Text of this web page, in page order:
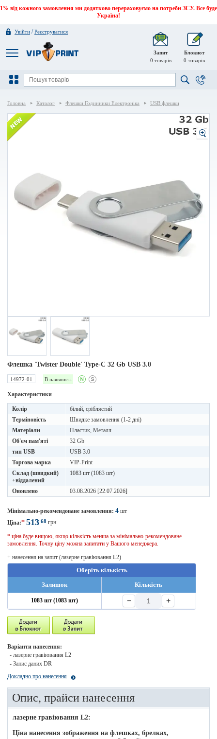
1% від кожного замовлення ми додатково перераховуємо на потреби ЗСУ. Все буде
Україна!
Увійти /Реєструватися
Запит
0 товарів
Блокнот
0 товарів
Головна Каталог Флешки Годинники Електроніка USB флешки
Флешка 'Twister Double' Type-C 32 Gb USB 3.0
14972-01 В наявності
Характеристики
Колір
білий, сріблястий
Терміновість
Швидке замовлення (1-2 дні)
Матеріали
Пластик, Металл
Об'єм пам'яті
32 Gb
тип USB
USB 3.0
Торгова марка
VIP-Print
Склад (швидкий)
+віддалений
1083 шт (1083 шт)
Оновлено 03.08.2026 [22.07.2026]
Мінімально-рекомендоване замовлення: 4 шт
Ціна:* 513 68 грн
* ціна буде вищою, якщо кількість менша за мінімально-рекомендоване
замовлення. Точну ціну можна запитати у Вашого менеджера.
+ нанесення на запит (лазерне гравіювання L2)
Оберіть кількість
Залишок
Кількість
1083 шт (1083 шт) − +
Варіанти нанесення:
- лазерне гравіювання L2
- Запис даних DR
Докладно про нанесення
Опис, прайси нанесення
лазерне гравіювання L2:
Ціна нанесення зображення на флешках, брелках,